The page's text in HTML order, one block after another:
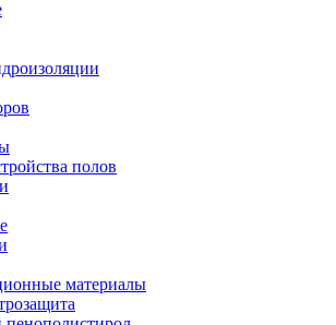
полов
материалы